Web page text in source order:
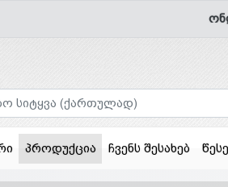
პროდუქცია(current)
ჩვენს შესახებ